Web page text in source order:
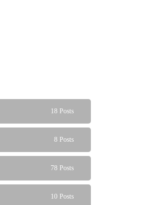
18 Posts
8 Posts
78 Posts
10 Posts